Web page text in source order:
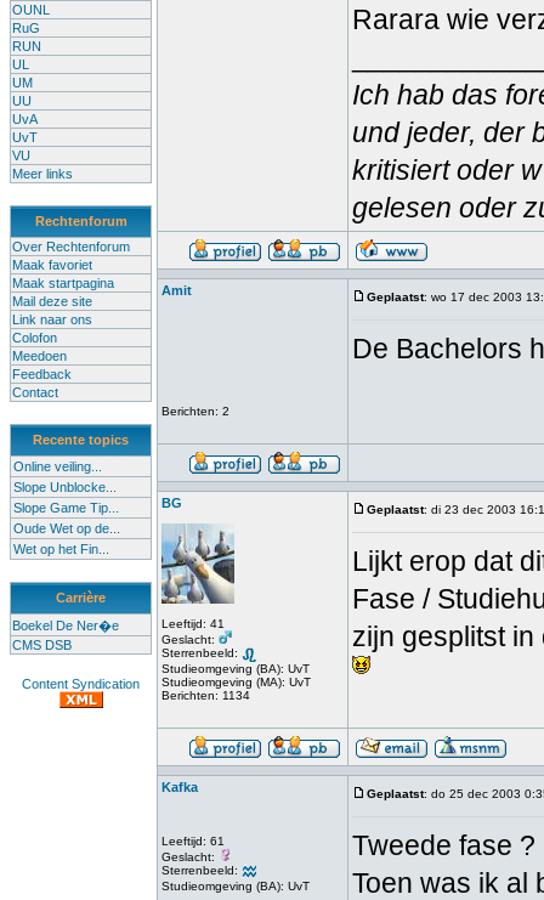
OUNL
RuG
RUN
UL
UM
UU
UvA
UvT
VU
Meer links
Rechtenforum
Over Rechtenforum
Maak favoriet
Maak startpagina
Mail deze site
Link naar ons
Colofon
Meedoen
Feedback
Contact
Recente topics
Online veiling...
Slope Unblocke...
Slope Game Tip...
Oude Wet op de...
Wet op het Fin...
Carrière
Boekel De Ner�e
CMS DSB
Content Syndication
Rarara wie
Ich hab das
und jeder, der
kritisiert oder
gelesen oder
Amit
Berichten: 2
Geplaatst: wo 17 dec 2003
De Bachelors
BG
Leeftijd: 41
Geslacht:
Sterrenbeeld:
Studieomgeving (BA): UvT
Studieomgeving (MA): UvT
Berichten: 1134
Geplaatst: di 23 dec 2003
Lijkt erop dat
Fase /
zijn gesplitst
Kafka
Leeftijd: 61
Geslacht:
Sterrenbeeld:
Studieomgeving (BA): UvT
Geplaatst: do 25 dec 2003
Tweede fase
Toen was ik al